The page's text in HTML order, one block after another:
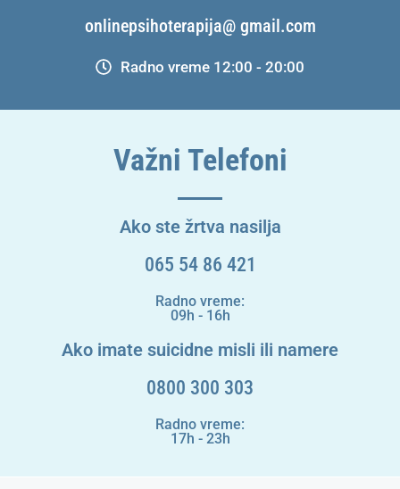
onlinepsihoterapija@ gmail.com
Radno vreme 12:00 - 20:00
Važni Telefoni
Ako ste žrtva nasilja
065 54 86 421
Radno vreme:
09h - 16h
Ako imate suicidne misli ili namere
0800 300 303
Radno vreme:
17h - 23h